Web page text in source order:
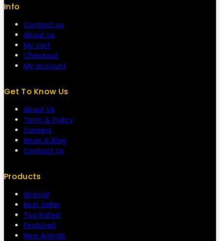
Info
Contact us
About us
My cart
Checkout
My account
Get To Know Us
About Us
Term & Policy
Careers
News & Blog
Contact Us
Products
Special
Best Seller
Top Rated
Featured
New Arrivals